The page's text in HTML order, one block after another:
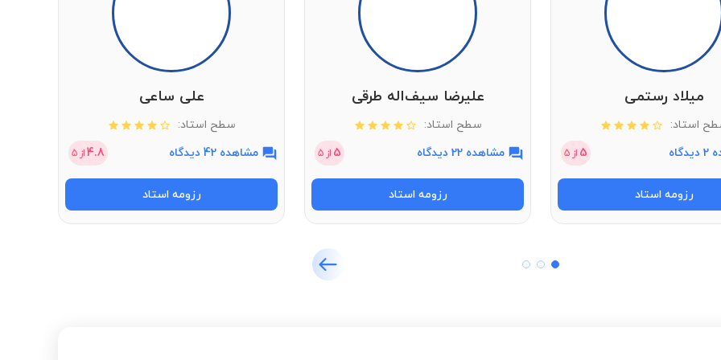
مشاهده قیمت
مشاهده قیمت
مشاهده قیمت
میلاد رستمی
استاد:
5 از 5
رزومه استاد
علیرضا سیف‌اله طرقی
سطح استاد:
مشاهده 22 دیدگاه
5 از 5
رزومه استاد
علی ساعی
سطح استاد:
مشاهده 42 دیدگاه
4.8از 5
رزومه استاد